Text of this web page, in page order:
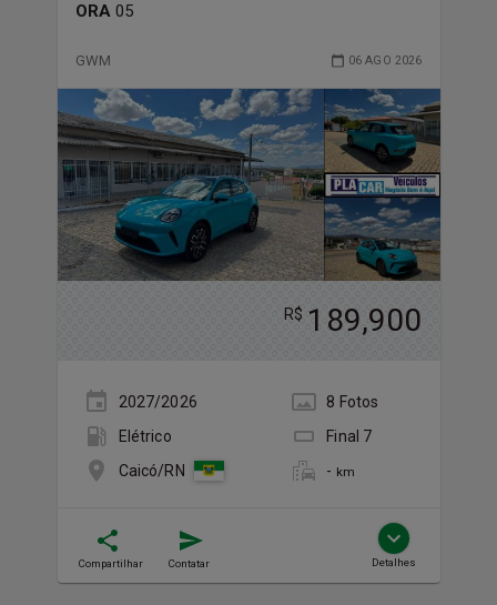
ORA 05
GWM 06 AGO 2026
R$ 189,900
2027/2026 8 Fotos
Elétrico
Final 7
Caicó/RN
- km
Compartilhar Contatar Detalhes